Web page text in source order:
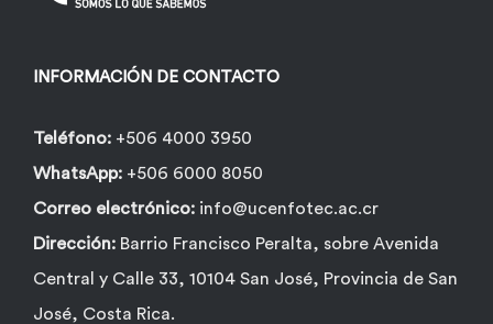
INFORMACIÓN DE CONTACTO
Teléfono: +506 4000 3950
WhatsApp: +506 6000 8050
Correo electrónico: info@ucenfotec.ac.cr
Dirección: Barrio Francisco Peralta, sobre Avenida
Central y Calle 33, 10104 San José, Provincia de San
José, Costa Rica.